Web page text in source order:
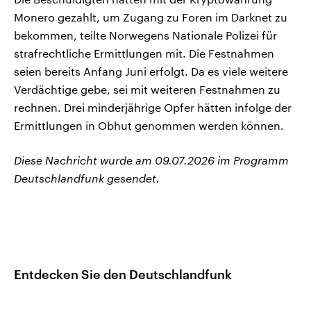
Monero gezahlt, um Zugang zu Foren im Darknet zu
bekommen, teilte Norwegens Nationale Polizei für
strafrechtliche Ermittlungen mit. Die Festnahmen
seien bereits Anfang Juni erfolgt. Da es viele weitere
Verdächtige gebe, sei mit weiteren Festnahmen zu
rechnen. Drei minderjährige Opfer hätten infolge der
Ermittlungen in Obhut genommen werden können.
Diese Nachricht wurde am 09.07.2026 im Programm
Deutschlandfunk gesendet.
Entdecken Sie den Deutschlandfunk